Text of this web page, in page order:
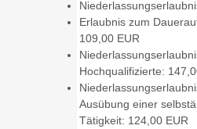
Erlaubnis zum
109,00 EUR
Hochqualifizierte:
Ausübung einer
Tätigkeit: 124,00 EUR